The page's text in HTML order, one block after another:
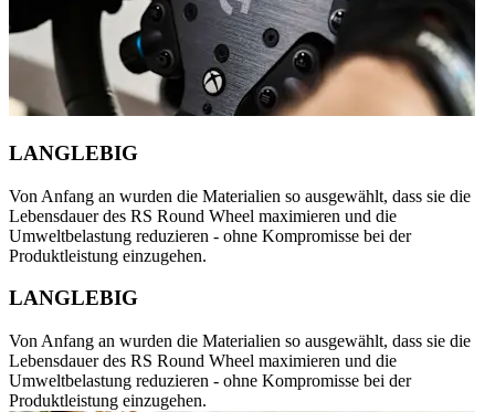
LANGLEBIG
Von Anfang an wurden die Materialien so ausgewählt, dass sie die
Lebensdauer des RS Round Wheel maximieren und die
Umweltbelastung reduzieren - ohne Kompromisse bei der
Produktleistung einzugehen.
LANGLEBIG
Von Anfang an wurden die Materialien so ausgewählt, dass sie die
Lebensdauer des RS Round Wheel maximieren und die
Umweltbelastung reduzieren - ohne Kompromisse bei der
Produktleistung einzugehen.